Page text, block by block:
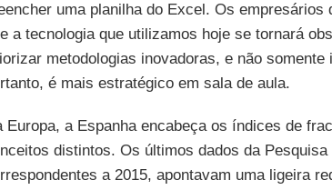
uma planilha do Excel. Os empresários
a tecnologia que utilizamos hoje se tornará
metodologias inovadoras, e não
é mais estratégico em sala de aula.
Europa, a Espanha encabeça os índices de
distintos. Os últimos dados da Pesquisa
a 2015, apontavam uma ligeira